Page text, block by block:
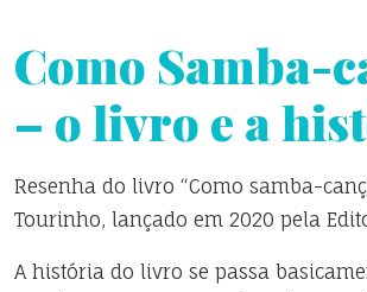
Como Samba-
– o livro e a
Resenha do livro “Como samba-
Tourinho, lançado em 2020 pela
A história do livro se passa